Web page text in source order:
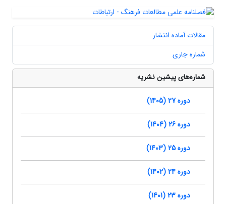
مقالات آماده انتشار
شماره جاری
شماره‌های پیشین نشریه
دوره 27 (1405)
دوره 26 (1404)
دوره 25 (1403)
دوره 24 (1402)
دوره 23 (1401)